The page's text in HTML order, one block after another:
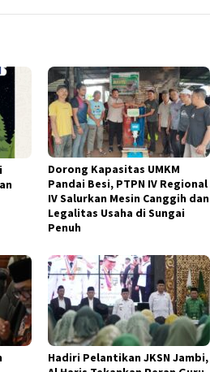
Dorong Kapasitas UMKM
Pandai Besi, PTPN IV Regional
IV Salurkan Mesin Canggih dan
Legalitas Usaha di Sungai
Penuh
Hadiri Pelantikan JKSN Jambi,